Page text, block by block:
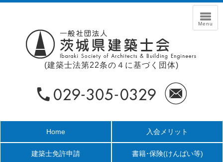
(建築士法第22条の４に基づく団体)
Home 入会メリット
建築士免許申請 書籍･保険(けんばい等)